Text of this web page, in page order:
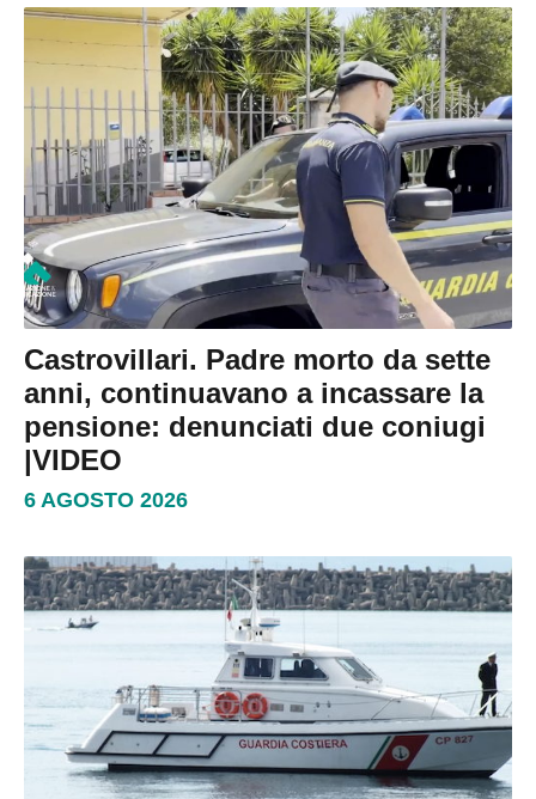
Castrovillari. Padre morto da sette
anni, continuavano a incassare la
pensione: denunciati due coniugi
|VIDEO
6 AGOSTO 2026